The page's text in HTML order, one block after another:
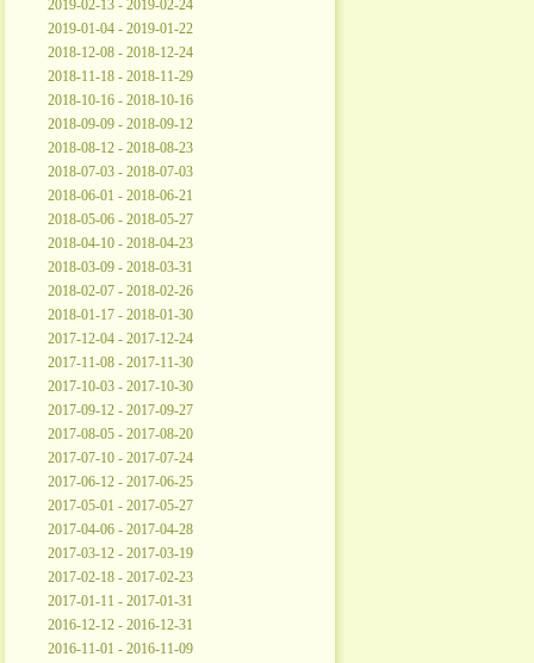
2019-02-13 - 2019-02-24
2019-01-04 - 2019-01-22
2018-12-08 - 2018-12-24
2018-11-18 - 2018-11-29
2018-10-16 - 2018-10-16
2018-09-09 - 2018-09-12
2018-08-12 - 2018-08-23
2018-07-03 - 2018-07-03
2018-06-01 - 2018-06-21
2018-05-06 - 2018-05-27
2018-04-10 - 2018-04-23
2018-03-09 - 2018-03-31
2018-02-07 - 2018-02-26
2018-01-17 - 2018-01-30
2017-12-04 - 2017-12-24
2017-11-08 - 2017-11-30
2017-10-03 - 2017-10-30
2017-09-12 - 2017-09-27
2017-08-05 - 2017-08-20
2017-07-10 - 2017-07-24
2017-06-12 - 2017-06-25
2017-05-01 - 2017-05-27
2017-04-06 - 2017-04-28
2017-03-12 - 2017-03-19
2017-02-18 - 2017-02-23
2017-01-11 - 2017-01-31
2016-12-12 - 2016-12-31
2016-11-01 - 2016-11-09